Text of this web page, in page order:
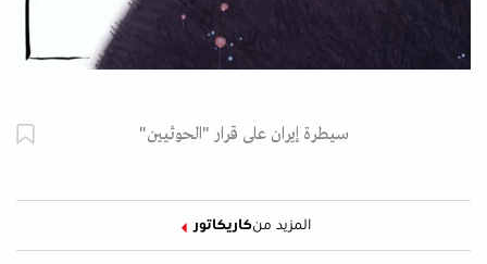
سيطرة إيران على قرار "الحوثيين"
المزيد منكاريكاتور